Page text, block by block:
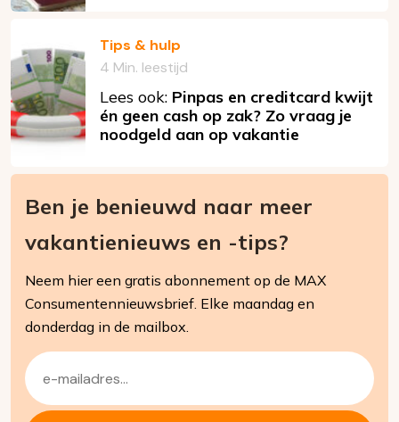
Tips & hulp
4 Min. leestijd
Lees ook: Pinpas en creditcard kwijt
én geen cash op zak? Zo vraag je
noodgeld aan op vakantie
Ben je benieuwd naar meer
vakantienieuws en -tips?
Neem hier een gratis abonnement op de MAX
Consumentennieuwsbrief. Elke maandag en
donderdag in de mailbox.
E-
mailadres
(Vereist)